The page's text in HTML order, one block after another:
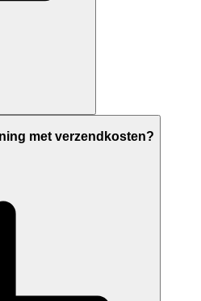
met verzendkosten?